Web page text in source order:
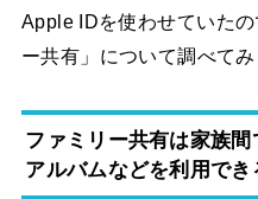
Apple IDを使わせていた
ー共有」について調べてみ
ファミリー共有は家族
アルバムなどを利用でき